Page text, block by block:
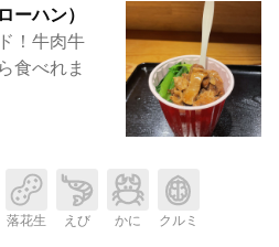
ーハン）
！牛肉牛
食べれま
落花生 えび かに クルミ